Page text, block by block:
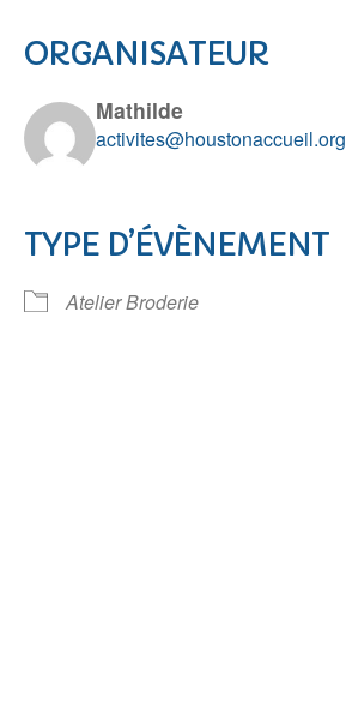
Google iCalendar
ORGANISATEUR
Mathilde
activites@houstonaccueil.org
TYPE D’ÉVÈNEMENT
Atelier Broderie